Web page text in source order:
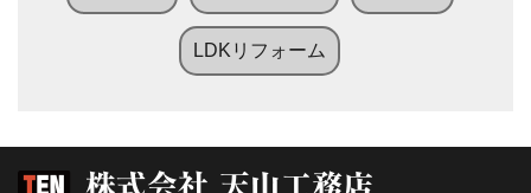
LDKリフォーム